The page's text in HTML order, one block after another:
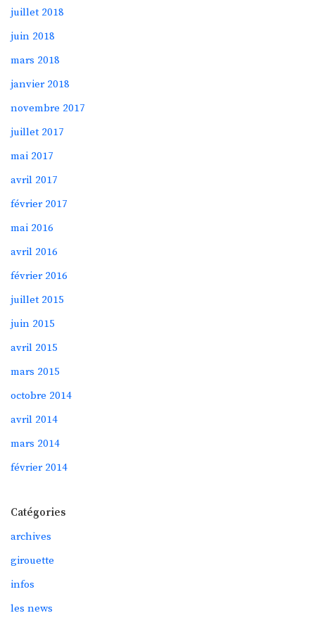
juillet 2018
juin 2018
mars 2018
janvier 2018
novembre 2017
juillet 2017
mai 2017
avril 2017
février 2017
mai 2016
avril 2016
février 2016
juillet 2015
juin 2015
avril 2015
mars 2015
octobre 2014
avril 2014
mars 2014
février 2014
Catégories
archives
girouette
infos
les news